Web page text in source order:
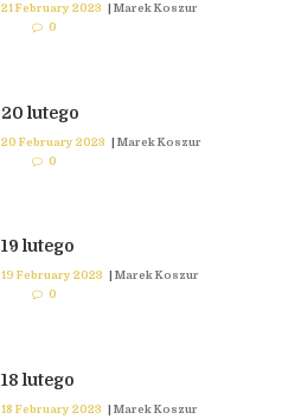
21 February 2023 | Marek Koszur
0
20 lutego
20 February 2023 | Marek Koszur
0
19 lutego
19 February 2023 | Marek Koszur
0
18 lutego
18 February 2023 | Marek Koszur